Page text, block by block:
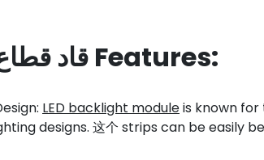
قاد قطاع وحدة Features:
LED backlight moduleis known
designs. 这个 strips can be easily